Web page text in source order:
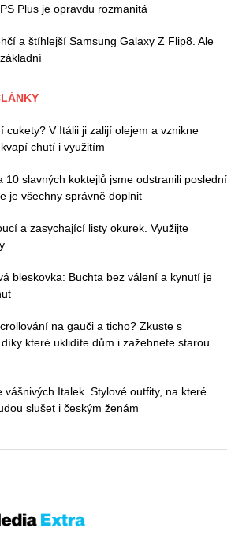
Plus je opravdu rozmanitá
a štíhlejší Samsung Galaxy Z Flip8. Ale
cukety? V Itálii ji zalijí olejem a vznikne
chutí i využitím
10 slavných koktejlů jsme odstranili poslední
je všechny správně doplnit
a zasychající listy okurek. Využijte
bleskovka: Buchta bez válení a kynutí je
na gauči a ticho? Zkuste s
které uklidíte dům i zažehnete starou
vášnivých Italek. Stylové outfity, na které
slušet i českým ženám